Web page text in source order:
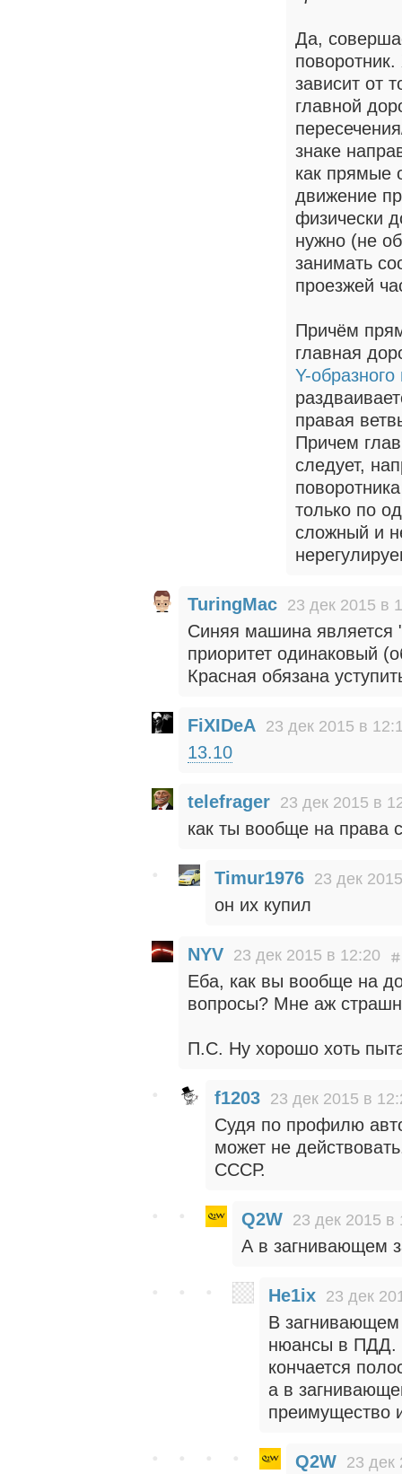
Да,
зависит от
главной
знаке
как прямые
движение
физически
нужно (не
занимать
проезжей
Причём
главная
Y-образного
правая
Причем
следует,
только по
сложный и
TuringMac 23 дек 2015 в
Синяя машина является
приоритет одинаковый
Красная обязана
FiXIDeA 23 дек 2015 в
13.10
telefrager 23 дек 2015 в
как ты вообще на права
Timur1976 23 дек
он их купил
NYV 23 дек 2015 в 12:20
Еба, как вы вообще на
вопросы? Мне аж
П.С. Ну хорошо хоть
f1203 23 дек 2015 в
Судя по профилю
может не
СССР.
Q2W 23 дек 2015 в
А в загнивающем
He1ix 23 дек
В загнивающем
нюансы в ПДД.
кончается
а в
преимущество
Q2W 23 дек